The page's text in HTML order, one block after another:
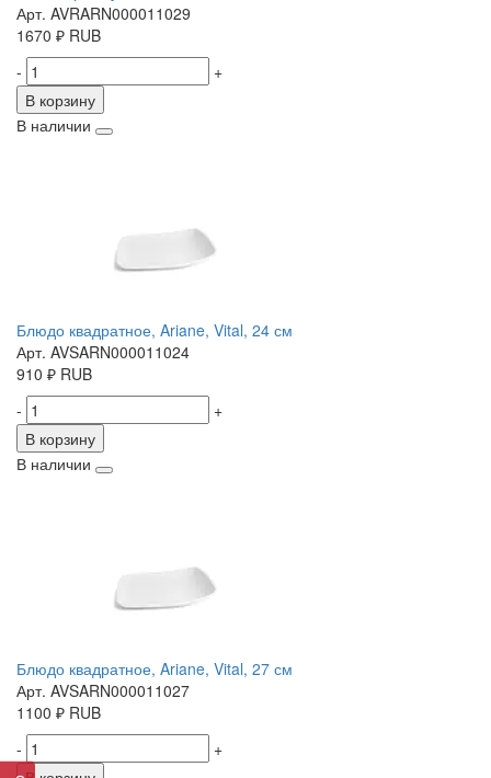
Арт. AVRARN000011029
1670 ₽ RUB
-
+
В корзину
В наличии
Блюдо квадратное, Ariane, Vital, 24 см
Арт. AVSARN000011024
910 ₽ RUB
-
+
В корзину
В наличии
Блюдо квадратное, Ariane, Vital, 27 см
Арт. AVSARN000011027
1100 ₽ RUB
-
+